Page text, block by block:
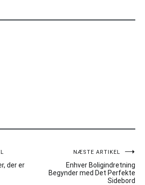
der er
NÆSTE ARTIKEL
Enhver Boligindretning
Begynder med Det Perfekte
Sidebord